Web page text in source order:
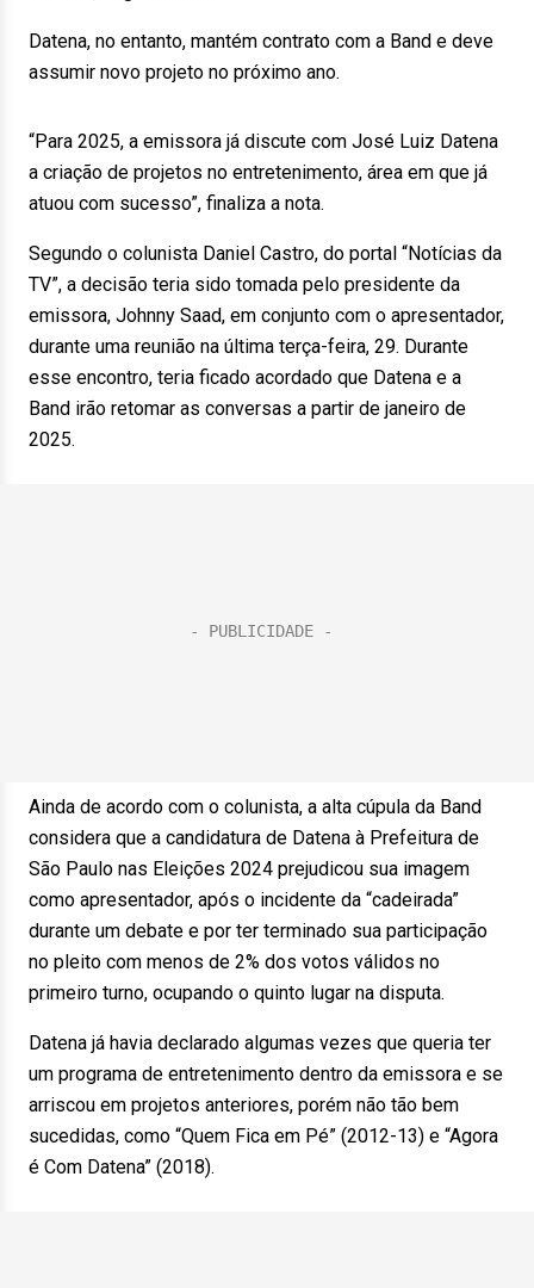
Datena, no entanto, mantém contrato com a Band e deve
assumir novo projeto no próximo ano.
“Para 2025, a emissora já discute com José Luiz Datena
a criação de projetos no entretenimento, área em que já
atuou com sucesso”, finaliza a nota.
Segundo o colunista Daniel Castro, do portal “Notícias da
TV”, a decisão teria sido tomada pelo presidente da
emissora, Johnny Saad, em conjunto com o apresentador,
durante uma reunião na última terça-feira, 29. Durante
esse encontro, teria ficado acordado que Datena e a
Band irão retomar as conversas a partir de janeiro de
2025.
Ainda de acordo com o colunista, a alta cúpula da Band
considera que a candidatura de Datena à Prefeitura de
São Paulo nas Eleições 2024 prejudicou sua imagem
como apresentador, após o incidente da “cadeirada”
durante um debate e por ter terminado sua participação
no pleito com menos de 2% dos votos válidos no
primeiro turno, ocupando o quinto lugar na disputa.
Datena já havia declarado algumas vezes que queria ter
um programa de entretenimento dentro da emissora e se
arriscou em projetos anteriores, porém não tão bem
sucedidas, como “Quem Fica em Pé” (2012-13) e “Agora
é Com Datena” (2018).